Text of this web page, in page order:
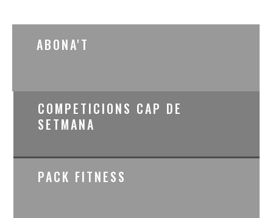
ABONA'T
COMPETICIONS CAP DE
SETMANA
PACK FITNESS